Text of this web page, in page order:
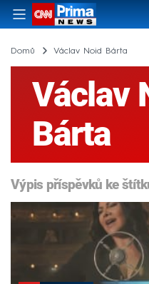
Domů Václav Noid Bárta
Václav
Bárta
Výpis příspěvků ke